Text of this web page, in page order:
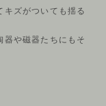
キズがついても揺る
器や磁器たちにもそ